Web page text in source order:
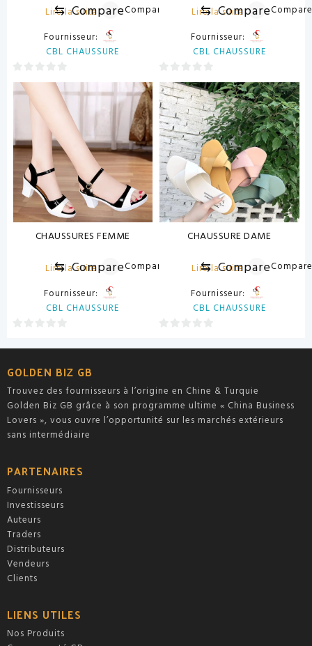
Lire la suite
⇆ CompareCompare
Fournisseur:
CBL CHAUSSURE
0
sur
Lire la suite
⇆ Compare
Fournisseur:
CBL CHAUSSURE
0
sur
5
CHAUSSURES FEMME
Lire la suite
⇆ CompareCompare
Fournisseur:
CBL CHAUSSURE
sur
CHAUSSURE DAME
Lire la suite
⇆ Compare
Fournisseur:
CBL CHAUSSURE
sur
GOLDEN BIZ GB
Trouvez des fournisseurs à l’origine en Chine & Turquie
Golden Biz GB grâce à son programme ultime « China Business
Lovers », vous ouvre l’opportunité sur les marchés extérieurs
sans intermédiaire
PARTENAIRES
Fournisseurs
Investisseurs
Auteurs
Traders
Distributeurs
Vendeurs
Clients
LIENS UTILES
Nos Produits